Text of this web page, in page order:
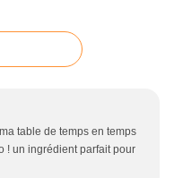
table de temps en temps
! un ingrédient parfait pour